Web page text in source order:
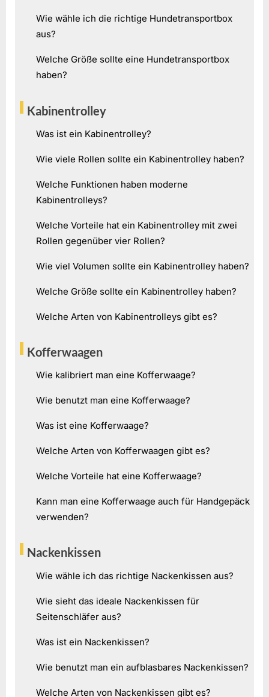
Wie wähle ich die richtige Hundetransportbox
aus?
Welche Größe sollte eine Hundetransportbox
haben?
Kabinentrolley
Was ist ein Kabinentrolley?
Wie viele Rollen sollte ein Kabinentrolley haben?
Welche Funktionen haben moderne
Kabinentrolleys?
Welche Vorteile hat ein Kabinentrolley mit zwei
Rollen gegenüber vier Rollen?
Wie viel Volumen sollte ein Kabinentrolley haben?
Welche Größe sollte ein Kabinentrolley haben?
Welche Arten von Kabinentrolleys gibt es?
Kofferwaagen
Wie kalibriert man eine Kofferwaage?
Wie benutzt man eine Kofferwaage?
Was ist eine Kofferwaage?
Welche Arten von Kofferwaagen gibt es?
Welche Vorteile hat eine Kofferwaage?
Kann man eine Kofferwaage auch für Handgepäck
verwenden?
Nackenkissen
Wie wähle ich das richtige Nackenkissen aus?
Wie sieht das ideale Nackenkissen für
Seitenschläfer aus?
Was ist ein Nackenkissen?
Wie benutzt man ein aufblasbares Nackenkissen?
Welche Arten von Nackenkissen gibt es?